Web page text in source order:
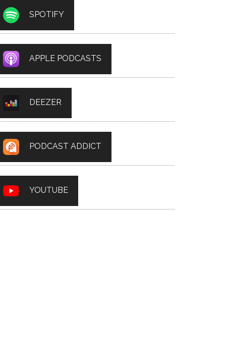
SPOTIFY
APPLE PODCASTS
DEEZER
PODCAST ADDICT
YOUTUBE